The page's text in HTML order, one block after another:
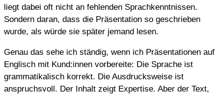
liegt dabei oft nicht an fehlenden Sprachkenntnissen.
Sondern daran, dass die Präsentation so geschrieben
wurde, als würde sie später jemand lesen.
Genau das sehe ich ständig, wenn ich Präsentationen auf
Englisch mit Kund:innen vorbereite: Die Sprache ist
grammatikalisch korrekt. Die Ausdrucksweise ist
anspruchsvoll. Der Inhalt zeigt Expertise. Aber der Text,